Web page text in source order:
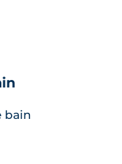
s’accordent
et s’insèrent
Les briques
mettent
bain